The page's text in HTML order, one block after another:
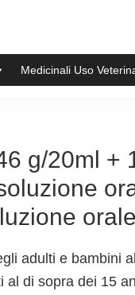
Medicinali Uso
g/20ml +
adulti e bambini
al di sopra dei 15